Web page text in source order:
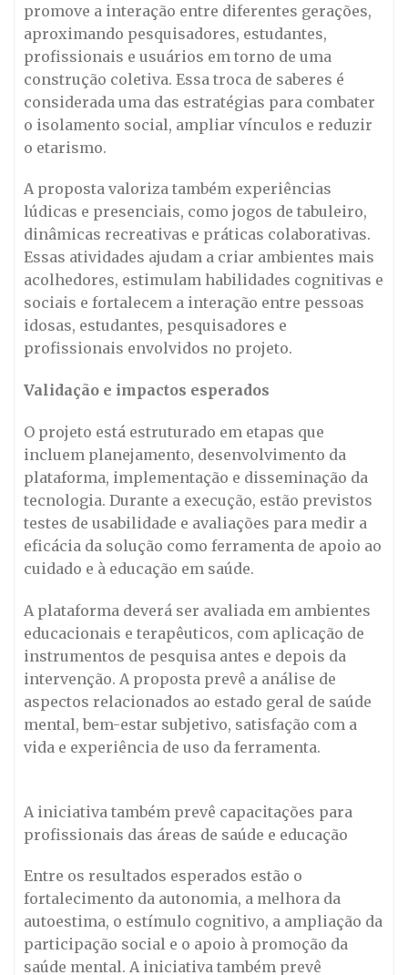
promove a interação entre diferentes gerações,
aproximando pesquisadores, estudantes,
profissionais e usuários em torno de uma
construção coletiva. Essa troca de saberes é
considerada uma das estratégias para combater
o isolamento social, ampliar vínculos e reduzir
o etarismo.
A proposta valoriza também experiências
lúdicas e presenciais, como jogos de tabuleiro,
dinâmicas recreativas e práticas colaborativas.
Essas atividades ajudam a criar ambientes mais
acolhedores, estimulam habilidades cognitivas e
sociais e fortalecem a interação entre pessoas
idosas, estudantes, pesquisadores e
profissionais envolvidos no projeto.
Validação e impactos esperados
O projeto está estruturado em etapas que
incluem planejamento, desenvolvimento da
plataforma, implementação e disseminação da
tecnologia. Durante a execução, estão previstos
testes de usabilidade e avaliações para medir a
eficácia da solução como ferramenta de apoio ao
cuidado e à educação em saúde.
A plataforma deverá ser avaliada em ambientes
educacionais e terapêuticos, com aplicação de
instrumentos de pesquisa antes e depois da
intervenção. A proposta prevê a análise de
aspectos relacionados ao estado geral de saúde
mental, bem-estar subjetivo, satisfação com a
vida e experiência de uso da ferramenta.
A iniciativa também prevê capacitações para
profissionais das áreas de saúde e educação
Entre os resultados esperados estão o
fortalecimento da autonomia, a melhora da
autoestima, o estímulo cognitivo, a ampliação da
participação social e o apoio à promoção da
saúde mental. A iniciativa também prevê